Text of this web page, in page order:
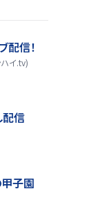
配信！
イ.tv)
信
子園